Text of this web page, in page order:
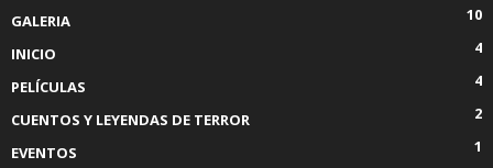
GALERIA
10
INICIO
4
PELÍCULAS
4
CUENTOS Y LEYENDAS DE TERROR
2
EVENTOS
1